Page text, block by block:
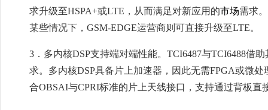
求升级至HSPA+或LTE，从而满足对新应用的市场需求
某些情况下，GSM-EDGE运营商则可直接升级至LTE。
3．多内核DSP支持端对端性能。TCI6487与TCI6488借
求。多内核DSP具备片上加速器，因此无需FPGA或微
合OBSAI与CPRI标准的片上天线接口，支持通过背板直